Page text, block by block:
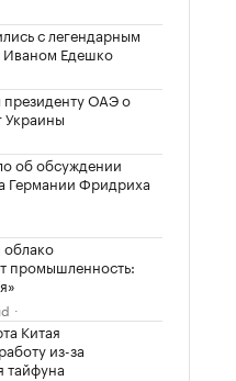
с легендарным
Иваном Едешко
президенту ОАЭ о
Украины
об обсуждении
Германии Фридриха
промышленность:
Китая
из-за
тайфуна